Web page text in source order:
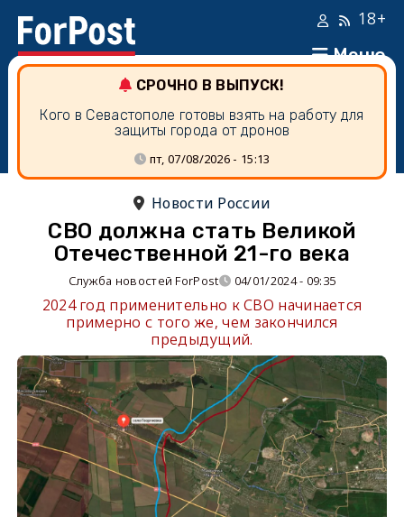
Меню
18+
СРОЧНО В ВЫПУСК!
Кого в Севастополе готовы взять на работу для
защиты города от дронов
пт, 07/08/2026 - 15:13
Новости России
СВО должна стать Великой
Отечественной 21-го века
Служба новостей ForPost 04/01/2024 - 09:35
2024 год применительно к СВО начинается
примерно с того же, чем закончился
предыдущий.